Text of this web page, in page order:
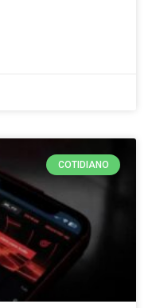
COTIDIANO